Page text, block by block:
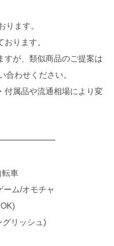
ります。
ります。
が、類似商品のご提案は
合わせください。
付属品や流通相場により変
転車
ーム/オモチャ
グリッシュ)